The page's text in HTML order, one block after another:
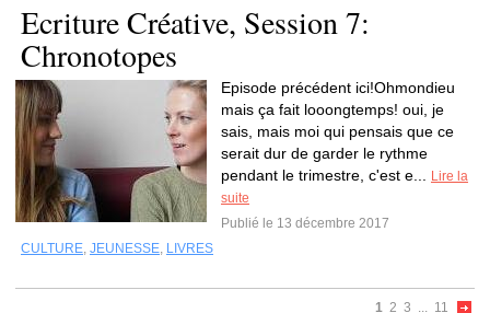
Ecriture Créative, Session 7:
Chronotopes
Episode précédent ici!Ohmondieu
mais ça fait looongtemps! oui, je
sais, mais moi qui pensais que ce
serait dur de garder le rythme
pendant le trimestre, c'est e...
Lire la
suite
Publié le 13 décembre 2017
CULTURE, JEUNESSE, LIVRES
1 2 3 ... 11